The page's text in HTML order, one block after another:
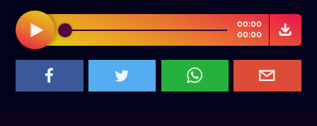
00:00
00:00